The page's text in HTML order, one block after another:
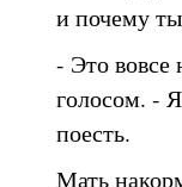
и почему ты
- Это вовсе
голосом. -
поесть.
Мать